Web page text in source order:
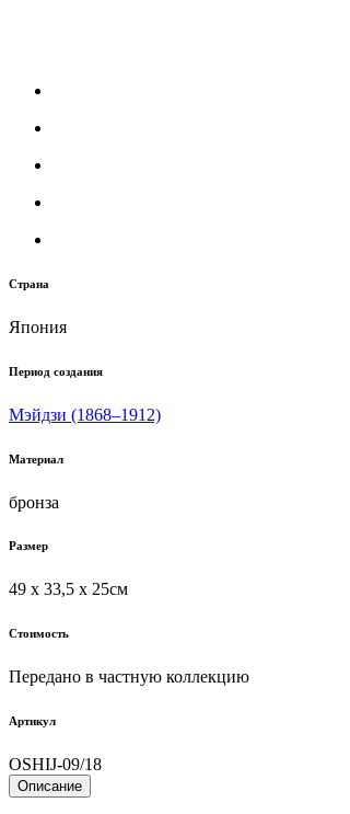
Страна
Япония
Период создания
Мэйдзи (1868–1912)
Материал
бронза
Размер
49 х 33,5 х 25см
Стоимость
Передано в частную коллекцию
Артикул
OSHIJ-09/18
Описание